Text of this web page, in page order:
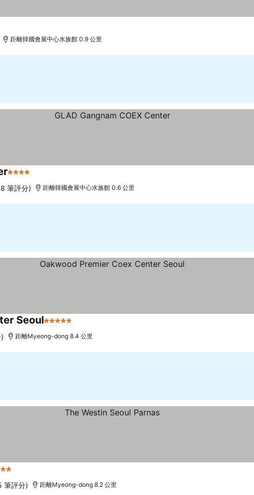
距離韓國會展中心水族館 0.9 公里
4 星級
筆評分) 距離韓國會展中心水族館 0.6 公里
Seoul5 星級
距離Myeong-dong 8.4 公里
筆評分) 距離Myeong-dong 8.2 公里